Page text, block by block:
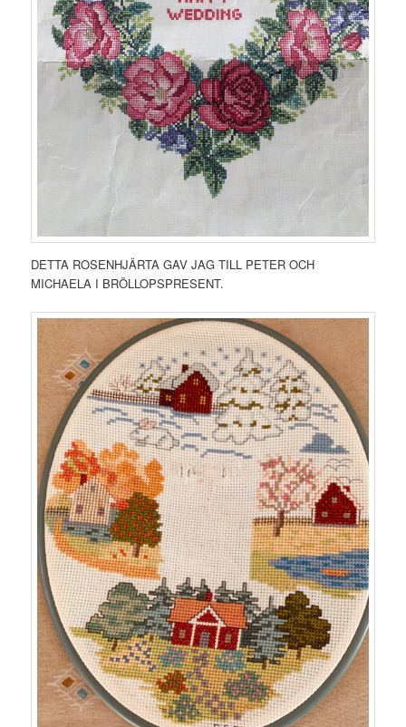
DETTA ROSENHJÄRTA GAV JAG TILL PETER OCH
MICHAELA I BRÖLLOPSPRESENT.